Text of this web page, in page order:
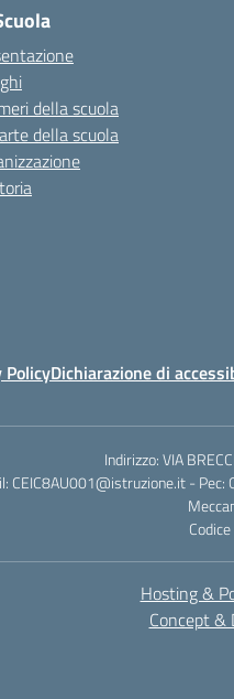
della scuola
della scuola
PolicyDichiarazione di
Indirizzo: VIA
CEIC8AU001@istruzione.it -
Hosting &
Concept &